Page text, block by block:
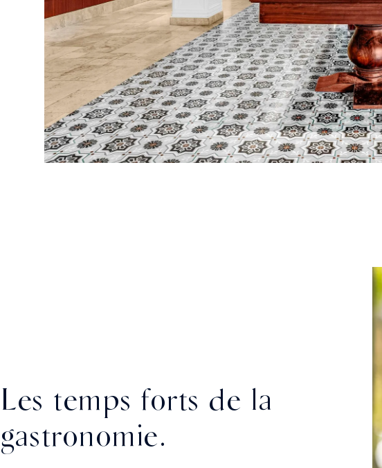
Les temps forts de la
gastronomie.